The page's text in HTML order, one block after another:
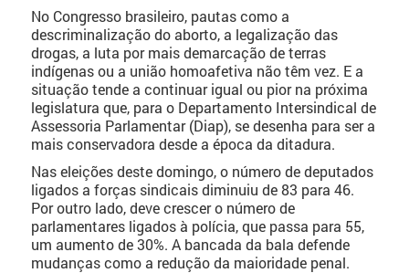
No Congresso brasileiro, pautas como a
descriminalização do aborto, a legalização das
drogas, a luta por mais demarcação de terras
indígenas ou a união homoafetiva não têm vez. E a
situação tende a continuar igual ou pior na próxima
legislatura que, para o Departamento Intersindical de
Assessoria Parlamentar (Diap), se desenha para ser a
mais conservadora desde a época da ditadura.
Nas eleições deste domingo, o número de deputados
ligados a forças sindicais diminuiu de 83 para 46.
Por outro lado, deve crescer o número de
parlamentares ligados à polícia, que passa para 55,
um aumento de 30%. A bancada da bala defende
mudanças como a redução da maioridade penal.